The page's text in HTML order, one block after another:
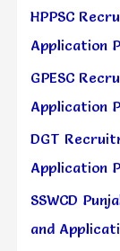
HPPSC
Application
GPESC
Application
DGT
Application
SSWCD
and